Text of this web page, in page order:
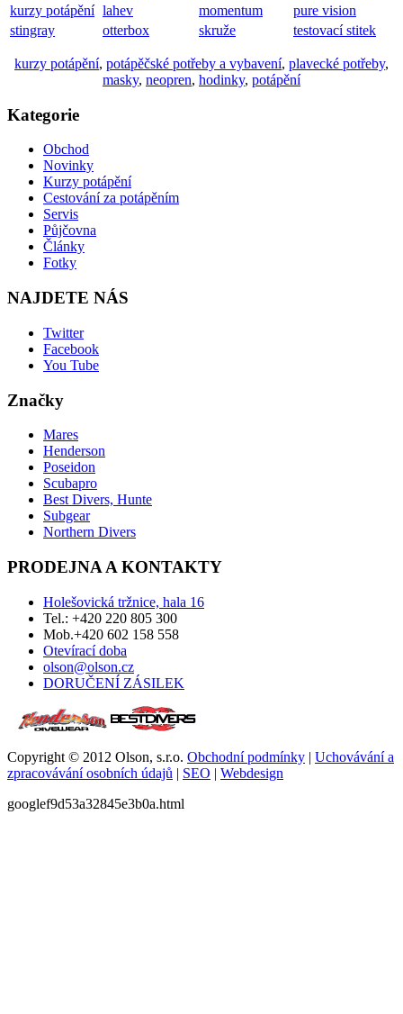
kurzy potápění lahev momentum
pure vision
stingray
otterbox skruže testovací stitek
kurzy potápění, potápěčské potřeby a vybavení, plavecké potřeby,
masky, neopren, hodinky, potápění
Kategorie
Obchod
Novinky
Kurzy potápění
Cestování za potápěním
Servis
Půjčovna
Články
Fotky
NAJDETE NÁS
Twitter
Facebook
You Tube
Značky
Mares
Henderson
Poseidon
Scubapro
Best Divers, Hunte
Subgear
Northern Divers
PRODEJNA A KONTAKTY
Holešovická tržnice, hala 16
Tel.: +420 220 805 300
Mob.+420 602 158 558
Otevírací doba
olson@olson.cz
DORUČENÍ ZÁSILEK
Copyright © 2012 Olson, s.r.o. Obchodní podmínky | Uchovávání a
zpracovávání osobních údajů | SEO | Webdesign
googlef9d53a32845e3b0a.html